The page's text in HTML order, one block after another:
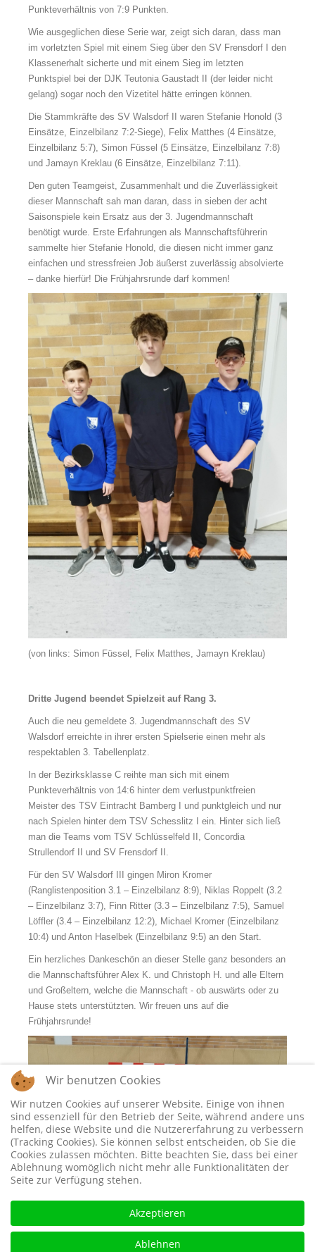
Punkteverhältnis von 7:9 Punkten.
Wie ausgeglichen diese Serie war, zeigt sich daran, dass man
im vorletzten Spiel mit einem Sieg über den SV Frensdorf I den
Klassenerhalt sicherte und mit einem Sieg im letzten
Punktspiel bei der DJK Teutonia Gaustadt II (der leider nicht
gelang) sogar noch den Vizetitel hätte erringen können.
Die Stammkräfte des SV Walsdorf II waren Stefanie Honold (3
Einsätze, Einzelbilanz 7:2-Siege), Felix Matthes (4 Einsätze,
Einzelbilanz 5:7), Simon Füssel (5 Einsätze, Einzelbilanz 7:8)
und Jamayn Kreklau (6 Einsätze, Einzelbilanz 7:11).
Den guten Teamgeist, Zusammenhalt und die Zuverlässigkeit
dieser Mannschaft sah man daran, dass in sieben der acht
Saisonspiele kein Ersatz aus der 3. Jugendmannschaft
benötigt wurde. Erste Erfahrungen als Mannschaftsführerin
sammelte hier Stefanie Honold, die diesen nicht immer ganz
einfachen und stressfreien Job äußerst zuverlässig absolvierte
– danke hierfür! Die Frühjahrsrunde darf kommen!
(von links: Simon Füssel, Felix Matthes, Jamayn Kreklau)
Dritte Jugend beendet Spielzeit auf Rang 3.
Auch die neu gemeldete 3. Jugendmannschaft des SV
Walsdorf erreichte in ihrer ersten Spielserie einen mehr als
respektablen 3. Tabellenplatz.
In der Bezirksklasse C reihte man sich mit einem
Punkteverhältnis von 14:6 hinter dem verlustpunktfreien
Meister des TSV Eintracht Bamberg I und punktgleich und nur
nach Spielen hinter dem TSV Schesslitz I ein. Hinter sich ließ
man die Teams vom TSV Schlüsselfeld II, Concordia
Strullendorf II und SV Frensdorf II.
Für den SV Walsdorf III gingen Miron Kromer
(Ranglistenposition 3.1 – Einzelbilanz 8:9), Niklas Roppelt (3.2
– Einzelbilanz 3:7), Finn Ritter (3.3 – Einzelbilanz 7:5), Samuel
Löffler (3.4 – Einzelbilanz 12:2), Michael Kromer (Einzelbilanz
10:4) und Anton Haselbek (Einzelbilanz 9:5) an den Start.
Ein herzliches Dankeschön an dieser Stelle ganz besonders an
die Mannschaftsführer Alex K. und Christoph H. und alle Eltern
und Großeltern, welche die Mannschaft - ob auswärts oder zu
Hause stets unterstützten. Wir freuen uns auf die
Frühjahrsrunde!
(von links: Niklas Roppelt, Michael Kromer, Miron Kromer,
Wir benutzen Cookies
Wir nutzen Cookies auf unserer Website. Einige von ihnen
sind essenziell für den Betrieb der Seite, während andere uns
helfen, diese Website und die Nutzererfahrung zu verbessern
(Tracking Cookies). Sie können selbst entscheiden, ob Sie die
Cookies zulassen möchten. Bitte beachten Sie, dass bei einer
Ablehnung womöglich nicht mehr alle Funktionalitäten der
Seite zur Verfügung stehen.
Akzeptieren
Ablehnen